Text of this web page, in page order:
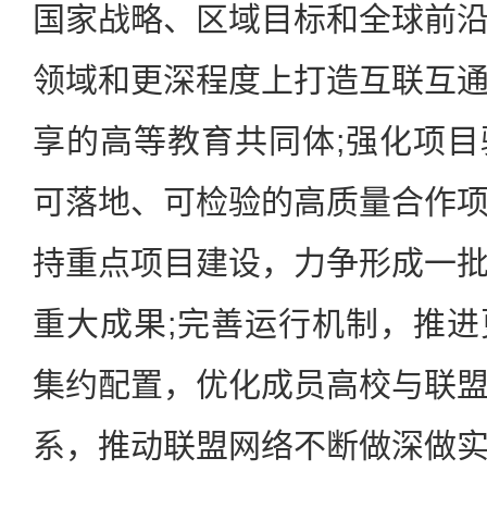
国家战略、区域目标和全球前
领域和更深程度上打造互联互
享的高等教育共同体;强化项
可落地、可检验的高质量合作
持重点项目建设，力争形成一
重大成果;完善运行机制，推
集约配置，优化成员高校与联
系，推动联盟网络不断做深做